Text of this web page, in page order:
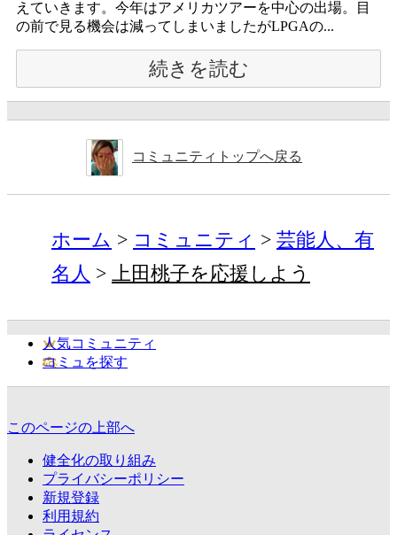
えていきます。今年はアメリカツアーを中心の出場。目
の前で見る機会は減ってしまいましたがLPGAの...
続きを読む
コミュニティトップへ戻る
ホーム コミュニティ
芸能人、有
名人
上田桃子を応援しよう
人気コミュニティ
コミュを探す
このページの上部へ
健全化の取り組み
プライバシーポリシー
新規登録
利用規約